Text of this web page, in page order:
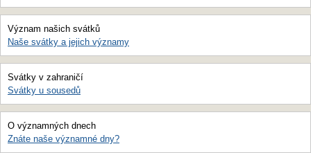
Význam našich svátků
Naše svátky a jejich významy
Svátky v zahraničí
Svátky u sousedů
O významných dnech
Znáte naše významné dny?